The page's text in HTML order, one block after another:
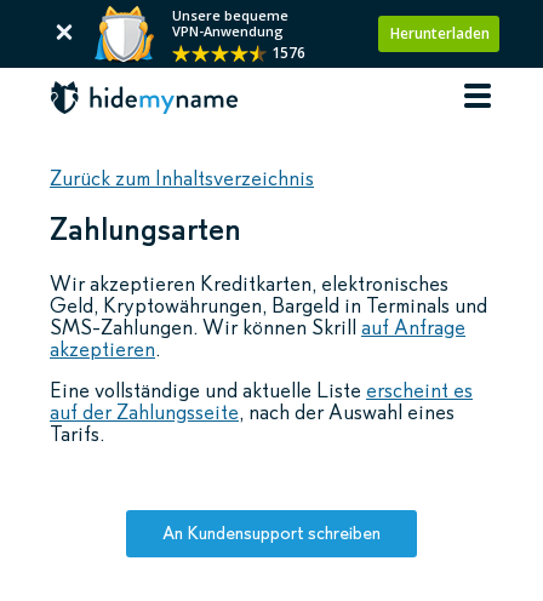
Unsere bequeme
VPN-Anwendung
1576
Herunterladen
Zurück zum Inhaltsverzeichnis
Zahlungsarten
Wir akzeptieren Kreditkarten, elektronisches
Geld, Kryptowährungen, Bargeld in Terminals und
SMS-Zahlungen. Wir können Skrill auf Anfrage
akzeptieren.
Eine vollständige und aktuelle Liste erscheint es
auf der Zahlungsseite, nach der Auswahl eines
Tarifs.
An Kundensupport schreiben